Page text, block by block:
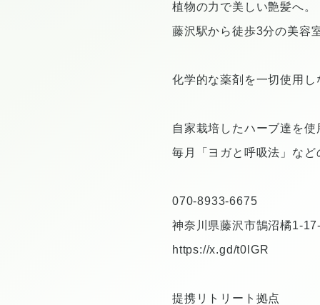
植物の力で美しい艶髪へ。
藤沢駅から徒歩3分の美容
化学的な薬剤を一切使用
自家栽培したハーブ達を
毎月「ヨガと呼吸法」な
070-8933-6675
神奈川県藤沢市鵠沼橘1-
https://x.gd/t0lGR
提携リトリート拠点